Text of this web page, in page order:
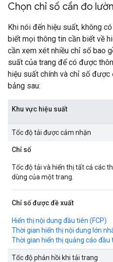
Chọn chỉ số cần đo
Khi nói đến hiệu suất, không
biết mọi thông tin cần biết về
cần xem xét nhiều chỉ số bao
suất của trang để có được
hiệu suất chính và chỉ số
bảng sau:
Khu vực hiệu suất
Tốc độ tải được cảm nhận
Chỉ số
Tốc độ tải và hiển thị tất cả các
dùng của một trang.
Chỉ số được đề xuất
Hiển thị nội dung đầu tiên (FCP)
Thời gian hiển thị nội dung lớn
Thời gian hiển thị quảng cáo đầu
Tốc độ phản hồi khi tải trang